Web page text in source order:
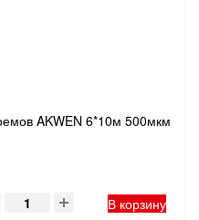
AKWEN 6*10м 500мкм
В корзину